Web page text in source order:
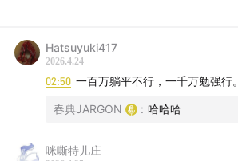
小红书：春典JARGON
Hatsuyuki417
2026.4.24
02:50 一百万躺平不行，一千万勉强行。
春典JARGON : 哈哈哈
咪嘶特儿庄